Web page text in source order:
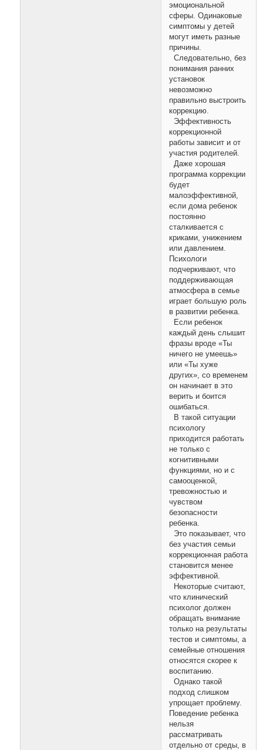
эмоциональной
сферы. Одинаковые
симптомы у детей
могут иметь разные
причины.
Следовательно, без
понимания ранних
установок
невозможно
правильно выстроить
коррекцию.
Эффективность
коррекционной
работы зависит и от
участия родителей.
Даже хорошая
программа коррекции
будет
малоэффективной,
если дома ребенок
постоянно
сталкивается с
криками, унижением
или давлением.
Психологи
подчеркивают, что
поддерживающая
атмосфера в семье
играет большую роль
в развитии ребенка.
Если ребенок
каждый день слышит
фразы вроде «Ты
ничего не умеешь»
или «Ты хуже
других», со временем
он начинает в это
верить и боится
ошибаться.
В такой ситуации
психологу
приходится работать
не только с
когнитивными
функциями, но и с
самооценкой,
тревожностью и
чувством
безопасности
ребенка.
Это показывает, что
без участия семьи
коррекционная работа
становится менее
эффективной.
Некоторые считают,
что клинический
психолог должен
обращать внимание
только на результаты
тестов и симптомы, а
семейные отношения
относятся скорее к
воспитанию.
Однако такой
подход слишком
упрощает проблему.
Поведение ребенка
нельзя
рассматривать
отдельно от среды, в